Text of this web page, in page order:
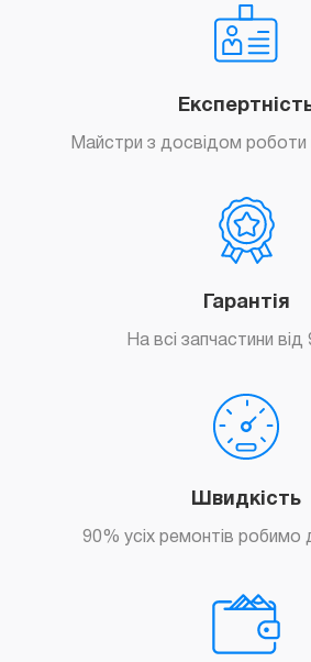
Майстри з досвідом роботи
Гарантія
На всі запчастини від
Швидкість
90% усіх ремонтів робимо